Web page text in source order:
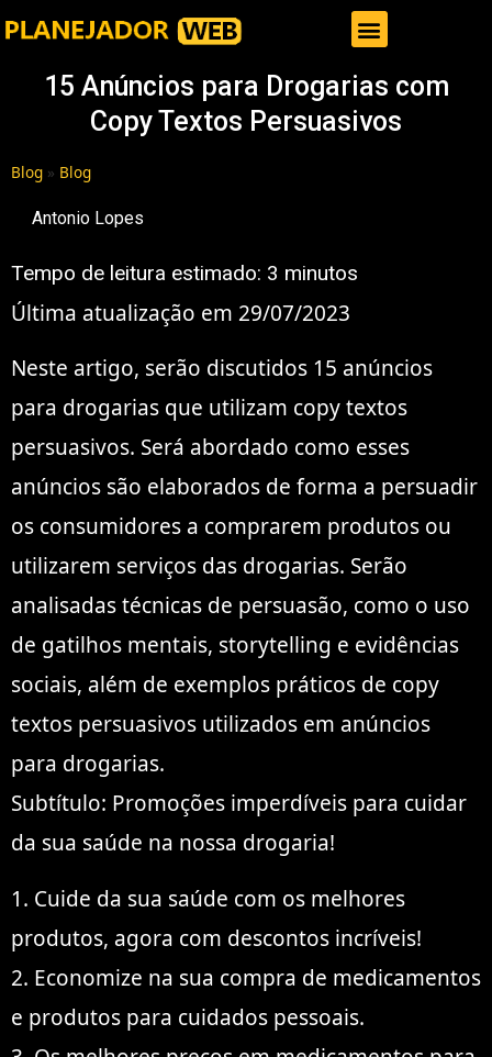
15 Anúncios para Drogarias com
Copy Textos Persuasivos
Blog » Blog
Antonio Lopes
Tempo de leitura estimado: 3 minutos
Última atualização em 29/07/2023
Neste artigo, serão discutidos 15 anúncios
para drogarias que utilizam copy textos
persuasivos. Será abordado como esses
anúncios são elaborados de forma a persuadir
os consumidores a comprarem produtos ou
utilizarem serviços das drogarias. Serão
analisadas técnicas de persuasão, como o uso
de gatilhos mentais, storytelling e evidências
sociais, além de exemplos práticos de copy
textos persuasivos utilizados em anúncios
para drogarias.
Subtítulo: Promoções imperdíveis para cuidar
da sua saúde na nossa drogaria!
1. Cuide da sua saúde com os melhores
produtos, agora com descontos incríveis!
2. Economize na sua compra de medicamentos
e produtos para cuidados pessoais.